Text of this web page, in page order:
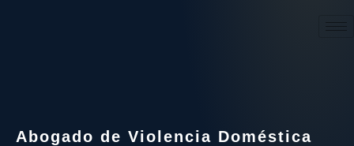
Abogado de Violencia Doméstica